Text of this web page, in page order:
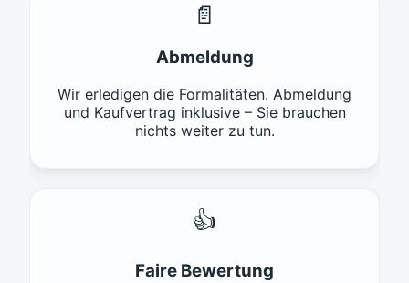
📄
Abmeldung
Wir erledigen die Formalitäten. Abmeldung
und Kaufvertrag inklusive – Sie brauchen
nichts weiter zu tun.
👍
Faire Bewertung